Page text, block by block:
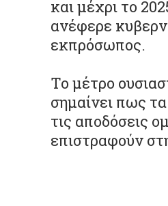
και μέχρι το
ανέφερε
εκπρόσωπος.
Το μέτρο
σημαίνει πως
τις αποδόσεις
επιστραφούν